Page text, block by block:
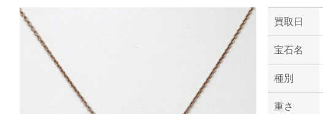
買取日
宝石名
種別
重さ